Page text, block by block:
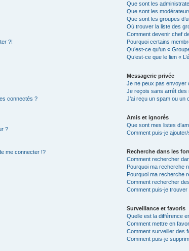
?!
connectés ?
?
me connecter !?
Que sont les
Que sont les
Que sont les groupes
Où trouver la liste des
Comment devenir chef
Pourquoi certains
Qu’est-ce qu’un «
Qu’est-ce que le lien «
Messagerie privée
Je ne peux pas envoyer
Je reçois sans arrêt des
J’ai reçu un spam ou un
Amis et ignorés
Que sont mes listes
Comment puis-je
Recherche dans les
Comment rechercher
Pourquoi ma recherche
Pourquoi ma recherche
Comment rechercher
Comment puis-je
Surveillance et favoris
Quelle est la différence
Comment mettre en
Comment surveiller des
Comment puis-je